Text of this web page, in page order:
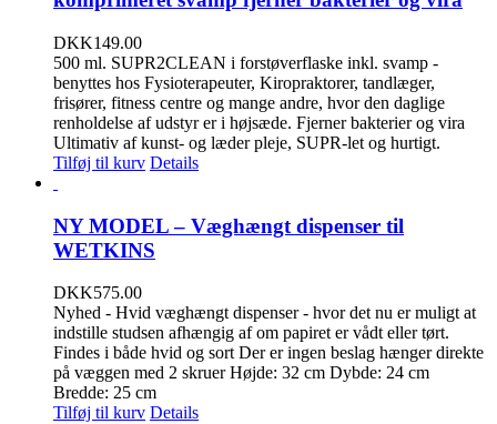
DKK149.00
500 ml. SUPR2CLEAN i forstøverflaske inkl. svamp -
benyttes hos Fysioterapeuter, Kiropraktorer, tandlæger,
frisører, fitness centre og mange andre, hvor den daglige
renholdelse af udstyr er i højsæde. Fjerner bakterier og vira
Ultimativ af kunst- og læder pleje, SUPR-let og hurtigt.
Tilføj til kurv Details
NY MODEL – Væghængt dispenser til
WETKINS
DKK575.00
Nyhed - Hvid væghængt dispenser - hvor det nu er muligt at
indstille studsen afhængig af om papiret er vådt eller tørt.
Findes i både hvid og sort Der er ingen beslag hænger direkte
på væggen med 2 skruer Højde: 32 cm Dybde: 24 cm
Bredde: 25 cm
Tilføj til kurv Details